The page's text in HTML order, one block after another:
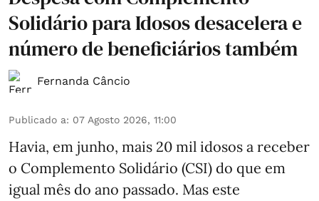
Solidário para Idosos desacelera e
número de beneficiários também
Fernanda Câncio
Publicado a: 07 Agosto 2026, 11:00
Havia, em junho, mais 20 mil idosos a receber
o Complemento Solidário (CSI) do que em
igual mês do ano passado. Mas este